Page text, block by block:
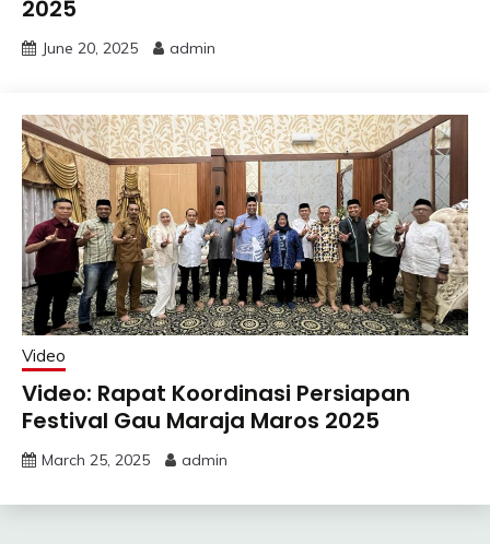
2025
June 20, 2025 admin
Video
Video: Rapat Koordinasi Persiapan
Festival Gau Maraja Maros 2025
March 25, 2025 admin